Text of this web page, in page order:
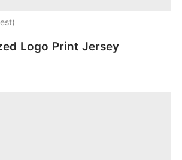
Logo Print Jersey